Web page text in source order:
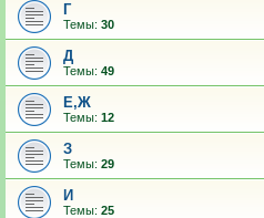
Г
Темы: 30
Д
Темы: 49
Е,Ж
Темы: 12
З
Темы: 29
И
Темы: 25